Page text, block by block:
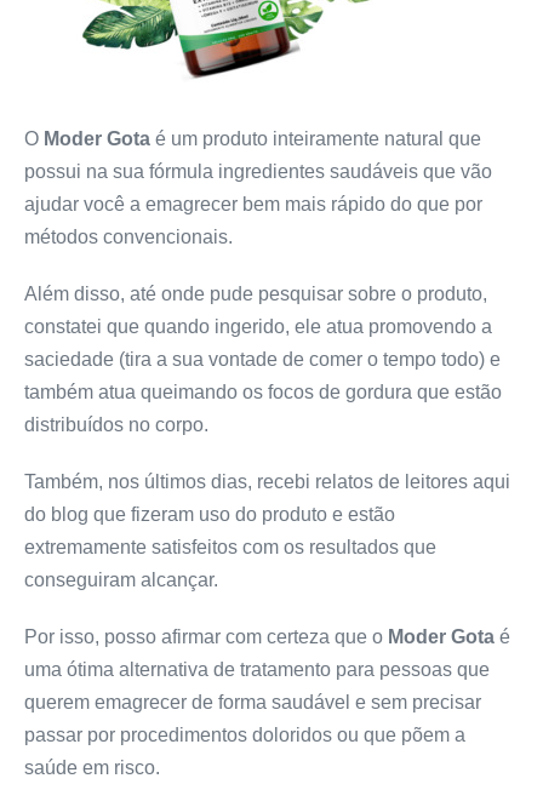
O Moder Gota é um produto inteiramente natural que
possui na sua fórmula ingredientes saudáveis que vão
ajudar você a emagrecer bem mais rápido do que por
métodos convencionais.
Além disso, até onde pude pesquisar sobre o produto,
constatei que quando ingerido, ele atua promovendo a
saciedade (tira a sua vontade de comer o tempo todo) e
também atua queimando os focos de gordura que estão
distribuídos no corpo.
Também, nos últimos dias, recebi relatos de leitores aqui
do blog que fizeram uso do produto e estão
extremamente satisfeitos com os resultados que
conseguiram alcançar.
Por isso, posso afirmar com certeza que o Moder Gota é
uma ótima alternativa de tratamento para pessoas que
querem emagrecer de forma saudável e sem precisar
passar por procedimentos doloridos ou que põem a
saúde em risco.